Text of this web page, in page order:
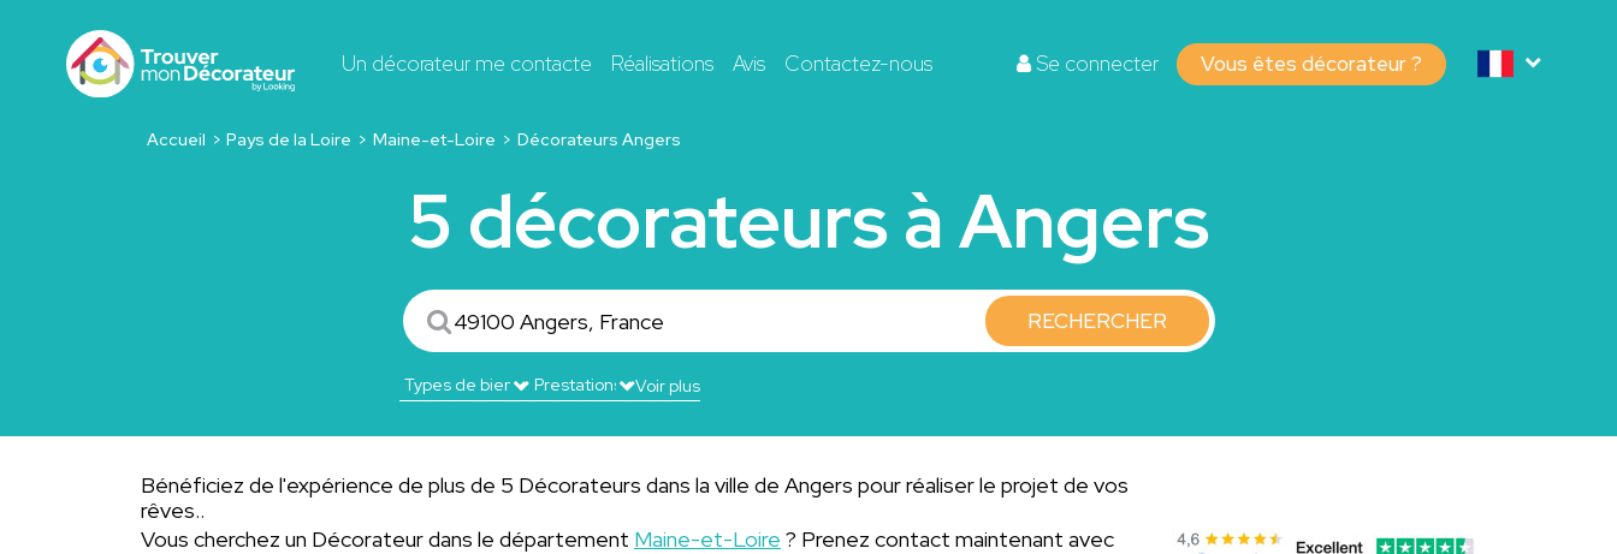
Un décorateur me contacte Réalisations Avis Contactez-nous Se connecter Vous êtes décorateur ?
Accueil Pays de la Loire Maine-et-Loire Décorateurs Angers
5 décorateurs à Angers
RECHERCHER
Voir plus
Bénéficiez de l'expérience de plus de 5 Décorateurs dans la ville de Angers pour réaliser le projet de vos
rêves..
Vous cherchez un Décorateur dans le département Maine-et-Loire ? Prenez contact maintenant avec